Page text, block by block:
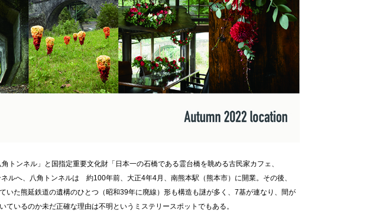
トンネル」と国指定重要文化財「日本一の石橋である霊台橋を眺める古民家カフェ、
ルへ、八角トンネルは 約100年前、大正4年4月、南熊本駅（熊本市）に開業。その後、
いた熊延鉄道の遺構のひとつ（昭和39年に廃線）形も構造も謎が多く、7基が連なり、間が
ているのか未だ正確な理由は不明というミステリースポットでもある。